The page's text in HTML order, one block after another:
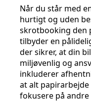
Når du står med
hurtigt og uden
skrotbooking den
tilbyder en
der sikrer, at din
miljøvenlig og
inkluderer
at alt papirarbejde
fokusere på andre